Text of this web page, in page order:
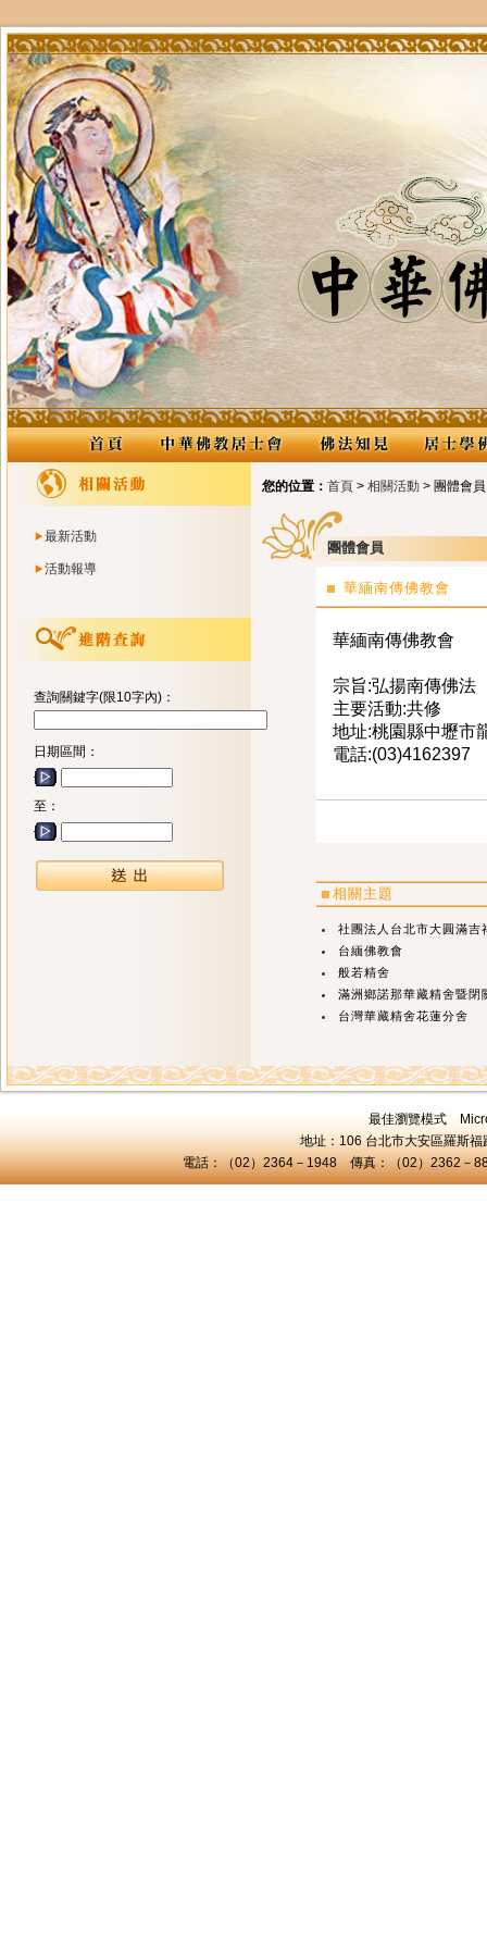
最新活動
活動報導
查詢關鍵字(限10字內)：
日期區間：
至：
您的位置： 首頁 > 相關活動 > 團體會員
團體會員
華緬南傳佛教會
華緬南傳佛教會
宗旨:弘揚南傳佛法
主要活動:共修
地址:桃園縣中壢市
電話:(03)4162397
相關主題
社團法人台北市大圓滿吉
台緬佛教會
般若精舍
滿洲鄉諾那華藏精舍暨閉
台灣華藏精舍花蓮分舍
最佳瀏覽模式
地址：106 台北市大安區羅斯
電話：（02）2364－1948 傳真：（02）2362－